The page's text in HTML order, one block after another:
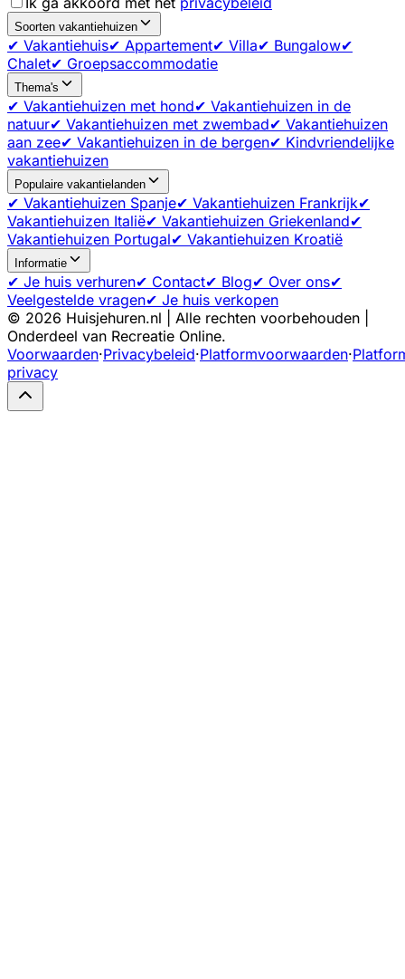
Soorten vakantiehuizen
✔ Vakantiehuis✔ Appartement✔ Villa✔ Bungalow✔
Chalet✔ Groepsaccommodatie
Thema's
✔ Vakantiehuizen met hond✔ Vakantiehuizen in de
natuur✔ Vakantiehuizen met zwembad✔ Vakantiehuizen
aan zee✔ Vakantiehuizen in de bergen✔ Kindvriendelijke
vakantiehuizen
Populaire vakantielanden
✔ Vakantiehuizen Spanje✔ Vakantiehuizen Frankrijk✔
Vakantiehuizen Italië✔ Vakantiehuizen Griekenland✔
Vakantiehuizen Portugal✔ Vakantiehuizen Kroatië
Informatie
✔ Je huis verhuren✔ Contact✔ Blog✔ Over ons✔
Veelgestelde vragen✔ Je huis verkopen
© 2026 Huisjehuren.nl | Alle rechten voorbehouden |
Onderdeel van Recreatie Online.
Voorwaarden·Privacybeleid·Platformvoorwaarden·
privacy